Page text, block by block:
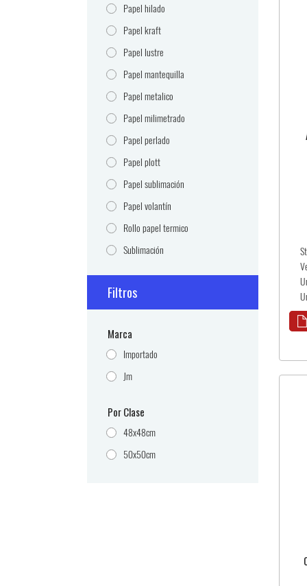
Papel hilado
Papel kraft
Papel lustre
Papel mantequilla
Papel metalico
Papel milimetrado
Papel perlado
Papel plott
Papel sublimación
Papel volantín
Rollo papel termico
Sublimación
Filtros
Marca
Importado
Jm
Por Clase
48x48cm
50x50cm